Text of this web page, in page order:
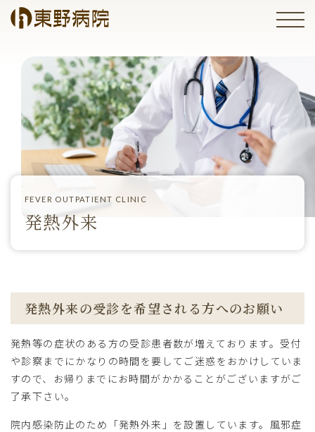
FEVER OUTPATIENT CLINIC
発熱外来
発熱外来の受診を希望される方へのお願い
発熱等の症状のある方の受診患者数が増えております。受付
や診察までにかなりの時間を要してご迷惑をおかけしていま
すので、お帰りまでにお時間がかかることがございますがご
了承下さい。
院内感染防止のため「発熱外来」を設置しています。風邪症